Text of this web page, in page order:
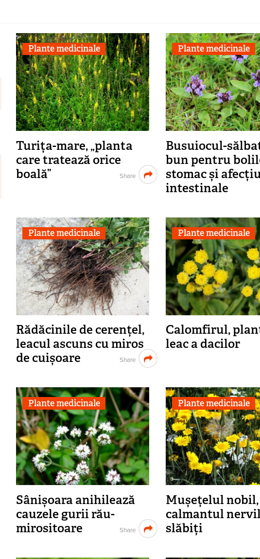
Plante medicinale
Turița-mare, „planta
care tratează orice
boală”
Share
Plante medicinale
Busuiocul-
bun pentru
stomac și
intestinale
Plante medicinale
Rădăcinile de cerențel,
leacul ascuns cu miros
de cuișoare
Share
Plante medicinale
Calomfirul,
leac a dacilor
Plante medicinale
Sânișoara anihilează
cauzele gurii rău-
mirositoare
Share
Plante medicinale
Mușețelul nobil,
calmantul
slăbiți